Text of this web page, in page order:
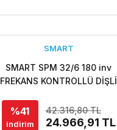
SMART
SMART SPM 32/6 180 inv
FREKANS KONTROLLÜ DİŞLİ
POMPASI
%41
indirim
42.316,80 TL
24.966,91 TL